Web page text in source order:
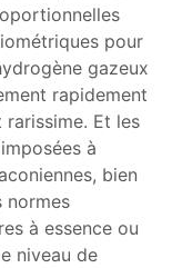
pour
gazeux
rapidement
rarissime. Et les
à
bien
normes
à essence ou
niveau de